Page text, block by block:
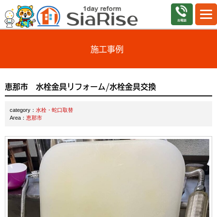
施工事例
恵那市 水栓金具リフォーム/水栓金具交換
category： 水栓・蛇口取替
Area： 恵那市